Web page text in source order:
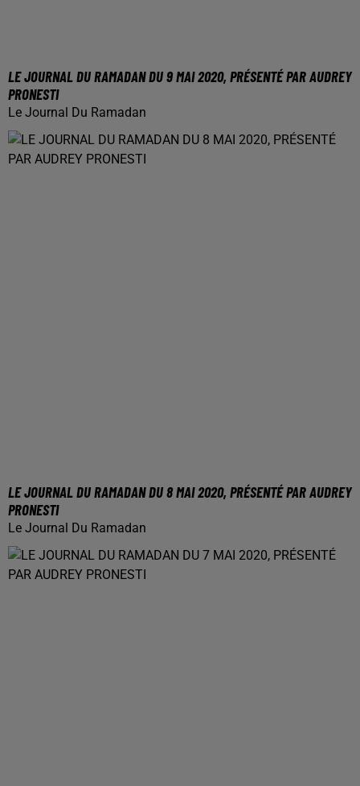
LE JOURNAL DU RAMADAN DU 9 MAI 2020, PRÉSENTÉ PAR AUDREY
PRONESTI
Le Journal Du Ramadan
LE JOURNAL DU RAMADAN DU 8 MAI 2020, PRÉSENTÉ PAR AUDREY
PRONESTI
Le Journal Du Ramadan